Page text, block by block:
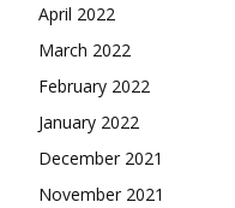
April 2022
March 2022
February 2022
January 2022
December 2021
November 2021